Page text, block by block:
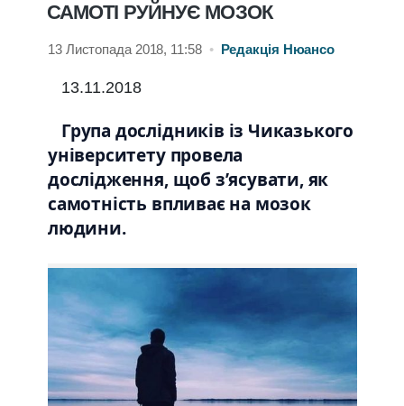
САМОТІ РУЙНУЄ МОЗОК
13 Листопада 2018, 11:58 • Редакція Нюансо
13.11.2018
Група дослідників із Чиказького
університету провела
дослідження, щоб з’ясувати, як
самотність впливає на мозок
людини.